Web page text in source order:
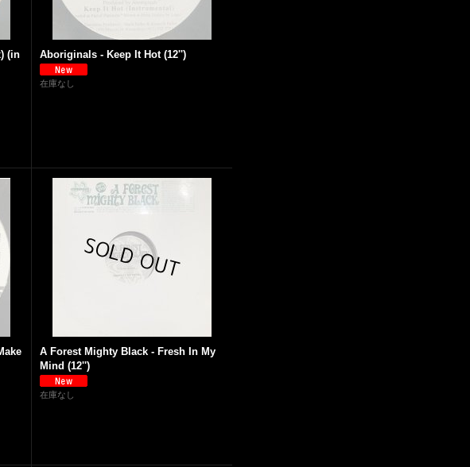
(in
Aboriginals - Keep It Hot (12'')
在庫なし
A Forest Mighty Black - Fresh In My
Mind (12'')
在庫なし